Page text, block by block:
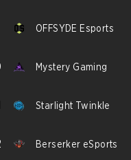
OFFSYDE Esports
Mystery Gaming
Starlight Twinkle
Berserker eSports